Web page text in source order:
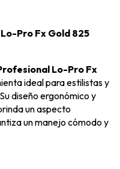
Pro Fx Gold 825
Lo-Pro Fx
ideal para estilistas y
diseño ergonómico y
un aspecto
un manejo cómodo y